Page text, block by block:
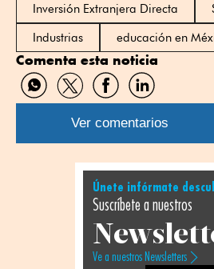
Inversión Extranjera Directa
Industrias
educación en
Comenta esta noticia
Compartir
por
WhatsApp
Compartir
por
Twitter
Compartir
por
Facebook
Compartir
por
Linkedin
Ver comentarios
Únete infórmate
Suscríbete a nuestros
Ve a nuestros Newsletters